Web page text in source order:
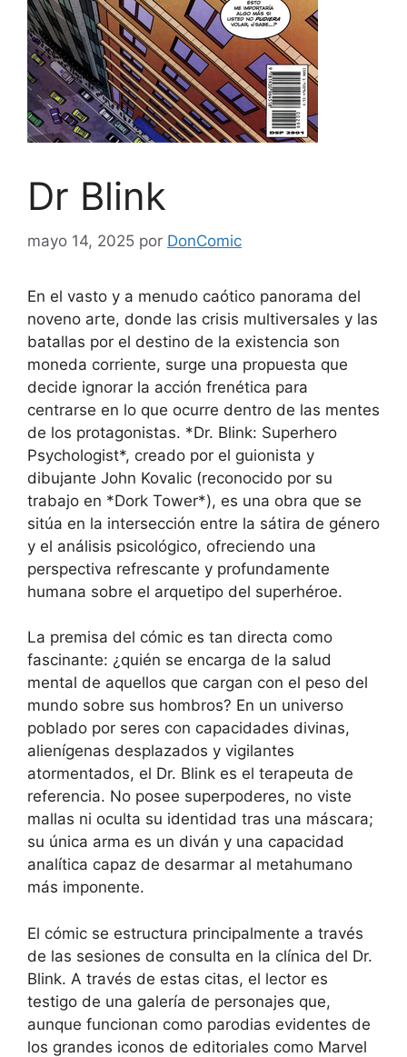
Dr Blink
mayo 14, 2025 por DonComic
En el vasto y a menudo caótico panorama del
noveno arte, donde las crisis multiversales y las
batallas por el destino de la existencia son
moneda corriente, surge una propuesta que
decide ignorar la acción frenética para
centrarse en lo que ocurre dentro de las mentes
de los protagonistas. *Dr. Blink: Superhero
Psychologist*, creado por el guionista y
dibujante John Kovalic (reconocido por su
trabajo en *Dork Tower*), es una obra que se
sitúa en la intersección entre la sátira de género
y el análisis psicológico, ofreciendo una
perspectiva refrescante y profundamente
humana sobre el arquetipo del superhéroe.
La premisa del cómic es tan directa como
fascinante: ¿quién se encarga de la salud
mental de aquellos que cargan con el peso del
mundo sobre sus hombros? En un universo
poblado por seres con capacidades divinas,
alienígenas desplazados y vigilantes
atormentados, el Dr. Blink es el terapeuta de
referencia. No posee superpoderes, no viste
mallas ni oculta su identidad tras una máscara;
su única arma es un diván y una capacidad
analítica capaz de desarmar al metahumano
más imponente.
El cómic se estructura principalmente a través
de las sesiones de consulta en la clínica del Dr.
Blink. A través de estas citas, el lector es
testigo de una galería de personajes que,
aunque funcionan como parodias evidentes de
los grandes iconos de editoriales como Marvel